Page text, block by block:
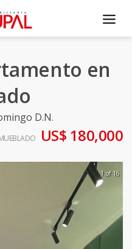
en
D.N.
US$ 180,000
1 of 16